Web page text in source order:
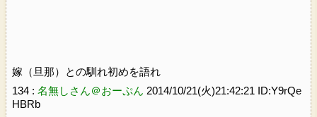
嫁（旦那）との馴れ初めを語れ
134 : 名無しさん＠おーぷん 2014/10/21(火)21:42:21 ID:Y9rQe
HBRb